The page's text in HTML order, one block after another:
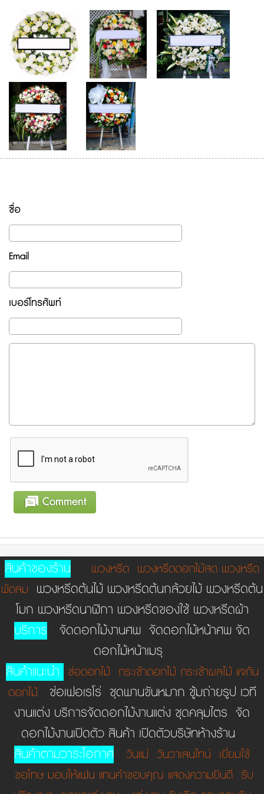
ชื่อ
Email
เบอร์โทรศัพท์
สินค้าของร้าน พวงหรีด พวงหรีดดอกไม้สด พวงหรีด
พัดลม พวงหรีดต้นไม้ พวงหรีดต้นกล้วยไม้ พวงหรีดต้น
โมก พวงหรีดนาฬิกา พวงหรีดของใช้ พวงหรีดผ้า
บริการ จัดดอกไม้งานศพ จัดดอกไม้หน้าศพ จัด
ดอกไม้หน้าเมรุ
สินค้าแนะนำ ช่อดอกไม้ กระเช้าดอกไม้ กระเช้าผลไม้ แจกัน
ดอกไม้
ช่อเฟอเรโร่ ชุดพานขันหมาก ชู้มถ่ายรูป เวที
งานแต่ง บริการจัดดอกไม้งานแต่ง ชุดคลุมไตร จัด
ดอกไม้งานเปิดตัว สินค้า เปิดตัวบริษัทห้างร้าน
สินค้าตามวาระโอกาศ
วันแม่ วันวาเลนไทน์ เยี่ยมไข้
ขอโทษ มอบให้แฟน แทนคำขอบคุณ แสดงความยินดี รับ